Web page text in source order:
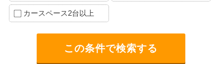
カースペース2台以上